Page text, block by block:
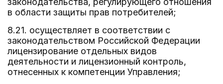
в области защиты прав потребителей;
8.21. осуществляет в соответствии с
законодательством Российской Федерации
лицензирование отдельных видов
деятельности и лицензионный контроль,
отнесенных к компетенции Управления;